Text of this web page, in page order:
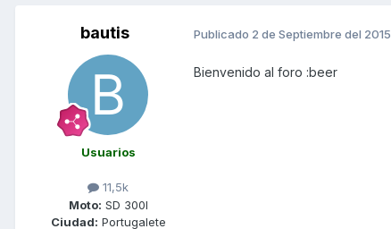
bautis
Usuarios
11,5k
Moto: SD 300I
Ciudad: Portugalete
Publicado 2 de Septiembre del 2015
Bienvenido al foro :beer